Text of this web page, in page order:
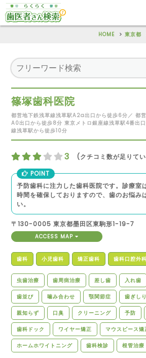
HOME 東京都
篠塚歯科医院
都営地下鉄浅草線浅草駅A2a出口から徒歩6分／ 都
A0出口から徒歩8分 東京メトロ銀座線浅草駅4番出
線浅草駅から徒歩10分
3
(クチコミ数が足りて
POINT
予防歯科に注力した歯科医院です。診療室
時間を確保しておりますので、歯のお悩み
い。
〒130-0005 東京都墨田区東駒形1-19-7
ACCESS MAP
歯科 小児歯科 矯正歯科 歯科口腔外科
虫歯治療 歯周病治療 差し歯 入れ歯
歯並び 噛み合わせ 顎関節症 歯ぎしり
親知らず 口臭 クリーニング 予防
歯科ドック ワイヤー矯正 マウスピース矯
ホームホワイトニング 歯科検診 根管治療